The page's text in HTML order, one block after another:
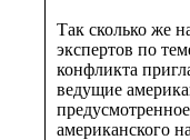
Так сколько же
экспертов по
конфликта
ведущие
американского